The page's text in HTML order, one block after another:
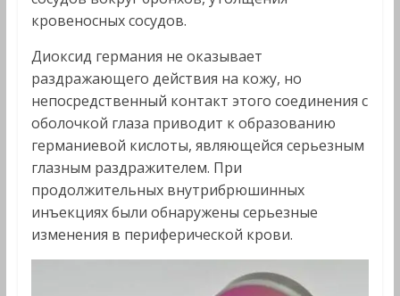
кровеносных сосудов.
Диоксид германия не оказывает
раздражающего действия на кожу, но
непосредственный контакт этого соединения с
оболочкой глаза приводит к образованию
германиевой кислоты, являющейся серьезным
глазным раздражителем. При
продолжительных внутрибрюшинных
инъекциях были обнаружены серьезные
изменения в периферической крови.